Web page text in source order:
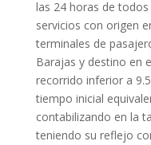
las 24 horas de
servicios con origen
terminales de
Barajas y destino en
recorrido inferior a
tiempo inicial
contabilizando en la
teniendo su reflejo